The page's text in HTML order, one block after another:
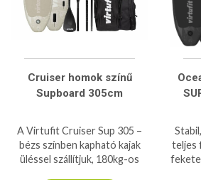
Cruiser homok színű
Supboard 305cm
A Virtufit Cruiser Sup 305 –
bézs színben kapható kajak
üléssel szállítjuk, 180kg-os
teljes
fekete